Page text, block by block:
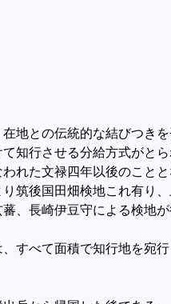
地との伝統的な結びつき
知行させる分給方式がと
れた文禄四年以後のことと
筑後国田畑検地これ有り
、長崎伊豆守による検地
すべて面積で知行地を宛